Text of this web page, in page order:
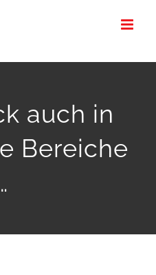
auch in
Bereiche